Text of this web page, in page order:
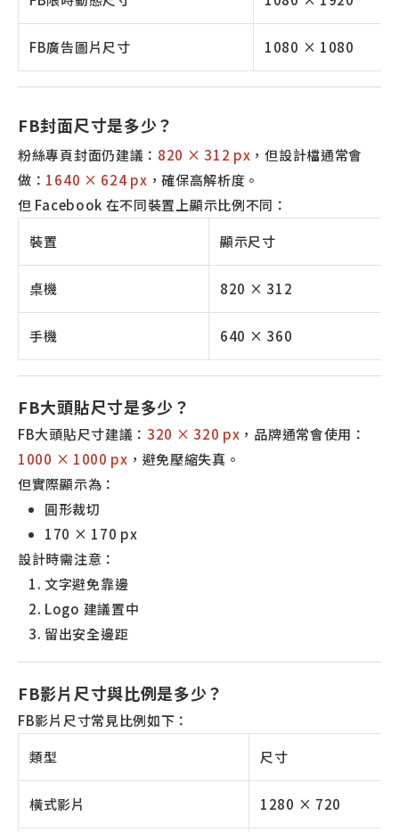
FB廣告圖片尺寸 1080 × 1080
FB封面尺寸是多少？
粉絲專頁封面仍建議： 820 × 312 px ，但設計檔通常會
做： 1640 × 624 px ，確保高解析度。
但 Facebook 在不同裝置上顯示比例不同：
裝置
顯示尺寸
桌機 820 × 312
手機 640 × 360
FB大頭貼尺寸是多少？
FB大頭貼尺寸建議： 320 × 320 px ，品牌通常會使用：
1000 × 1000 px ，避免壓縮失真。
但實際顯示為：
圓形裁切
170 × 170 px
設計時需注意：
文字避免靠邊
Logo 建議置中
留出安全邊距
FB影片尺寸與比例是多少？
FB影片尺寸常見比例如下：
類型
尺寸
橫式影片 1280 × 720